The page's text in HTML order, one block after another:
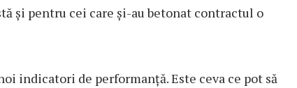
şi pentru cei care şi-au betonat contractul o
indicatori de performanţă. Este ceva ce pot să